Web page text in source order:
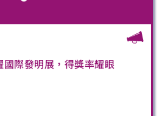
際發明展，得獎率耀眼